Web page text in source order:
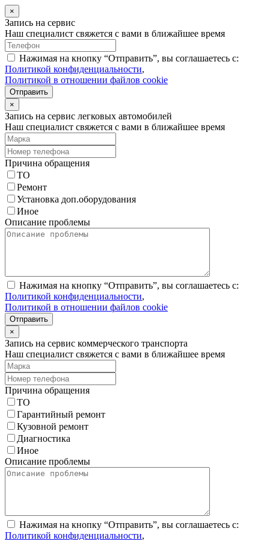
×
Запись на сервис
Наш специалист свяжется с вами в ближайшее время
Нажимая на кнопку “Отправить”, вы соглашаетесь с:
Политикой конфиденциальности,
Политикой в отношении файлов cookie
Отправить
×
Запись на сервис легковых автомобилей
Наш специалист свяжется с вами в ближайшее время
Причина обращения
ТО
Ремонт
Установка доп.оборудования
Иное
Описание проблемы
Нажимая на кнопку “Отправить”, вы соглашаетесь с:
Политикой конфиденциальности,
Политикой в отношении файлов cookie
Отправить
×
Запись на сервис коммерческого транспорта
Наш специалист свяжется с вами в ближайшее время
Причина обращения
ТО
Гарантийный ремонт
Кузовной ремонт
Диагностика
Иное
Описание проблемы
Нажимая на кнопку “Отправить”, вы соглашаетесь с:
Политикой конфиденциальности,